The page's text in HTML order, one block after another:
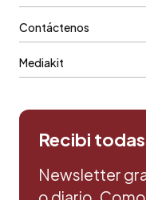
Contáctenos
Mediakit
Recibi
Newsletter